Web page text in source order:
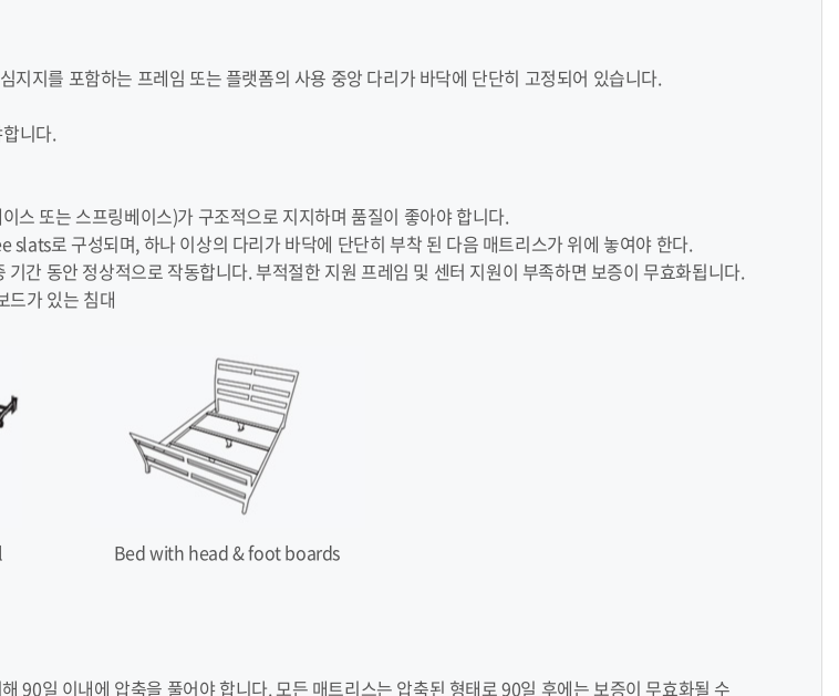
지를 포함하는 프레임 또는 플랫폼의 사용 중앙 다리가 바닥에 단단히 고정되어 있습니다.
니다.
스 또는 스프링베이스)가 구조적으로 지지하며 품질이 좋아야 합니다.
로 구성되며, 하나 이상의 다리가 바닥에 단단히 부착 된 다음 매트리스가 위에 놓여야 한다.
간 동안 정상적으로 작동합니다. 부적절한 지원 프레임 및 센터 지원이 부족하면 보증이 무효화됩니다.
드가 있는 침대
Bed with head & foot boards
90일 이내에 압축을 풀어야 합니다. 모든 매트리스는 압축된 형태로 90일 후에는 보증이 무효화될 수